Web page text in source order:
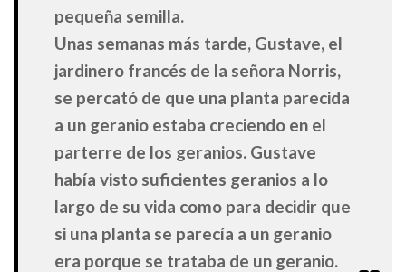
pequeña semilla.
Unas semanas más tarde, Gustave, el
jardinero francés de la señora Norris,
se percató de que una planta parecida
a un geranio estaba creciendo en el
parterre de los geranios. Gustave
había visto suficientes geranios a lo
largo de su vida como para decidir que
si una planta se parecía a un geranio
era porque se trataba de un geranio.